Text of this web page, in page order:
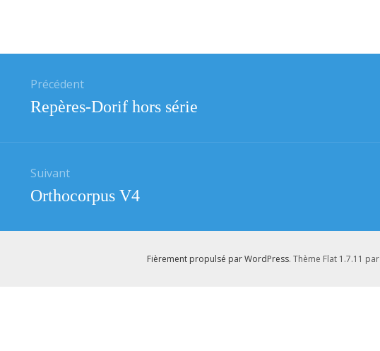
Précédent
Article
précédent
Repères-Dorif hors série
Suivant
Article
:
Orthocorpus V4
Fièrement propulsé par WordPress. Thème Flat 1.7.11 par